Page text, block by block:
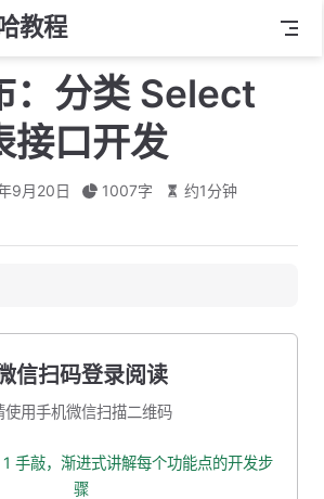
教程
：分类 Select
接口开发
9月20日 1007字 约1分钟
拉列表的响应 VO
信扫码登录阅读
使用手机微信扫描二维码
手敲，渐进式讲解每个功能点的开发步
骤